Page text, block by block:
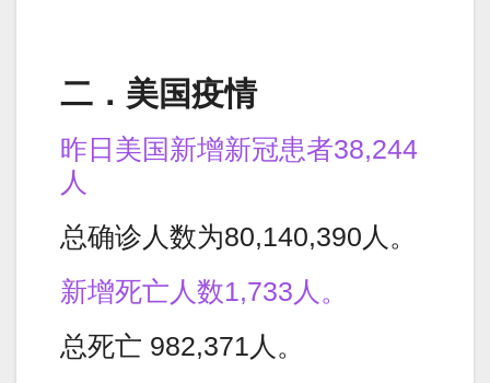
二．美国疫情
昨日美国新增新冠患者38,244
人
总确诊人数为80,140,390人。
新增死亡人数1,733人。
总死亡 982,371人。